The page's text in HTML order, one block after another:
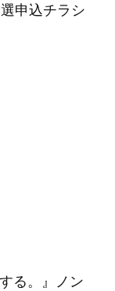
申込チラシ
る。』ノン